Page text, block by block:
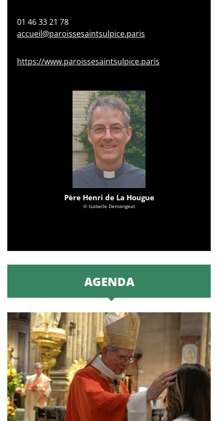
01 46 33 21 78
accueil@paroissesaintsulpice.paris
https://www.paroissesaintsulpice.paris
Père Henri de La Hougue
© Isabelle Demangeat
AGENDA